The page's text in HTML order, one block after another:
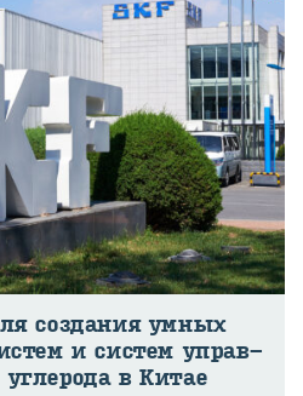
со­зда­ния умных
и си­стем управ­
в Китае